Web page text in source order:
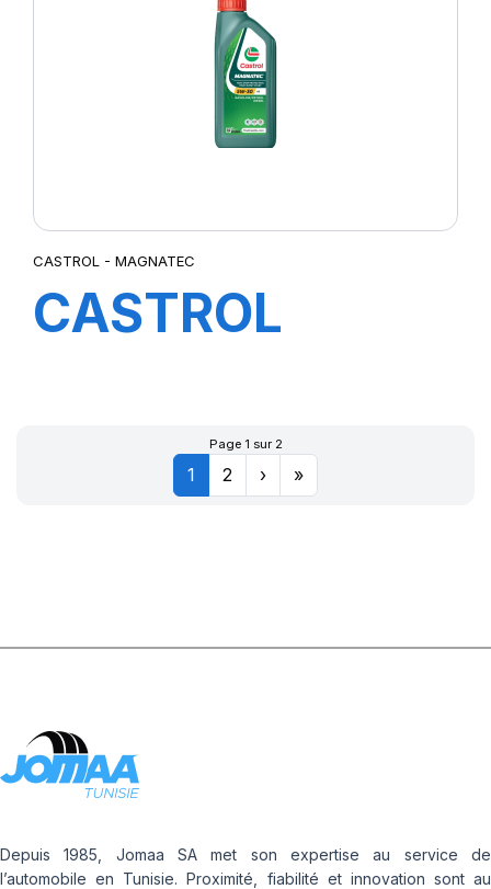
CASTROL - MAGNATEC
CASTROL
5W-30 A5 12X1L
Page 1 sur 2
1 2 › »
Depuis 1985, Jomaa SA met son expertise au service de
l’automobile en Tunisie. Proximité, fiabilité et innovation sont au